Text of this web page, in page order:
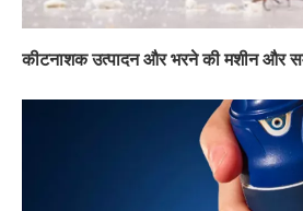
कीटनाशक उत्पादन और भरने की मशीन और